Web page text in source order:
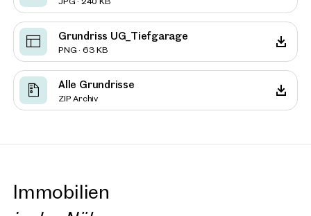
Grundriss UG_Tiefgarage
PNG · 63 KB
Alle Grundrisse
ZIP Archiv
Immobilien